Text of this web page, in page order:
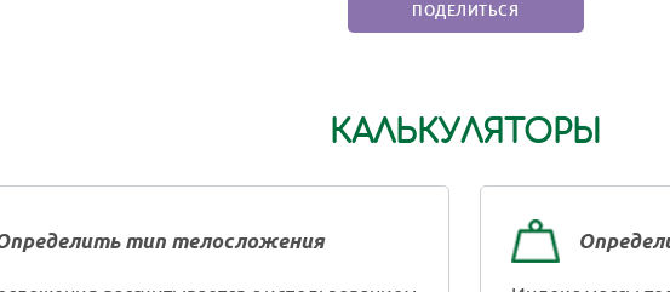
ПОДЕЛИТЬСЯ
КАЛЬКУЛЯТОРЫ
тип телосложения